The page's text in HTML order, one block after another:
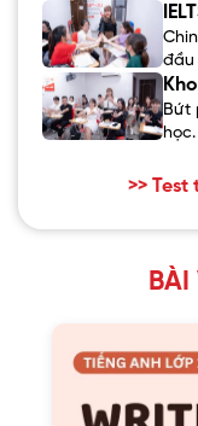
đầu
Bứt
học.
>>
BÀI